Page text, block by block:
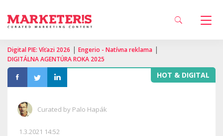
Digital PIE: Víťazi 2026 | Engerio - Natívna reklama |
DIGITÁLNA AGENTÚRA ROKA 2025
HOT & DIGITAL
Curated by Palo Hapák
1.3.2021 14:52